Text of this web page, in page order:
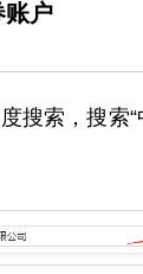
账户
搜索，搜索